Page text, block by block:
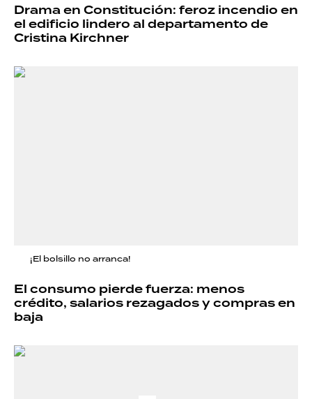
Drama en Constitución: feroz incendio en
el edificio lindero al departamento de
Cristina Kirchner
¡El bolsillo no arranca!
El consumo pierde fuerza: menos
crédito, salarios rezagados y compras en
baja